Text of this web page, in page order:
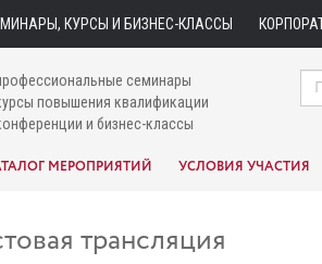
КУРСЫ И БИЗНЕС-КЛАССЫ
семинары
повышения квалификации
и бизнес-классы
МЕРОПРИЯТИЙ УСЛОВИЯ УЧАСТИЯ
трансляция